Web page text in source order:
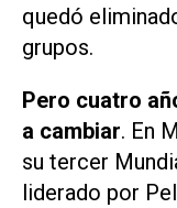
quedó
grupos.
Pero cuatro
a cambiar. En
su tercer
liderado por